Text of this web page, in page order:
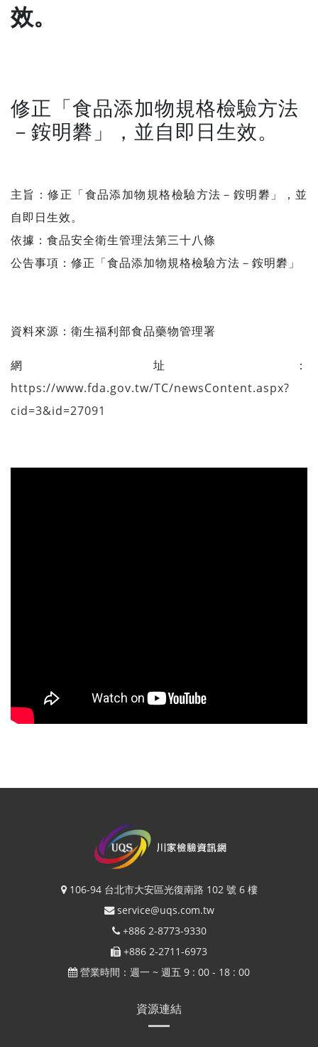
效。
修正「食品添加物規格檢驗方法
－銨明礬」，並自即日生效。
主旨：修正「食品添加物規格檢驗方法－銨明礬」，並
自即日生效。
依據：食品安全衛生管理法第三十八條
公告事項：修正「食品添加物規格檢驗方法－銨明礬」
資料來源： 衛生福利部食品藥物管理署
網址：
https://www.fda.gov.tw/TC/newsContent.aspx?
cid=3&id=27091
106-94 台北市大安區光復南路 102 號 6 樓
service@uqs.com.tw
+886 2-8773-9330
+886 2-2711-6973
營業時間：週一 ~ 週五 9 : 00 - 18 : 00
資源連結